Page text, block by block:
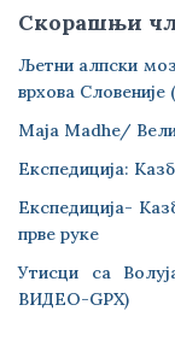
Скорашњи
Љетни алпски
врхова
Maja Madhe/
Експедиција:
Експедиција-
прве руке
Утисци са
ВИДЕО-GPX)